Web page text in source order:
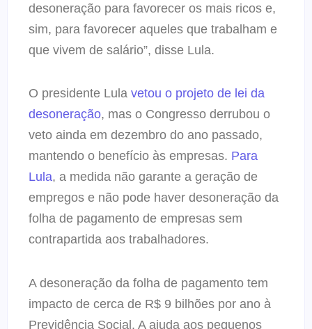
desoneração para favorecer os mais ricos e,
sim, para favorecer aqueles que trabalham e
que vivem de salário”, disse Lula.
O presidente Lula vetou o projeto de lei da
desoneração, mas o Congresso derrubou o
veto ainda em dezembro do ano passado,
mantendo o benefício às empresas. Para
Lula, a medida não garante a geração de
empregos e não pode haver desoneração da
folha de pagamento de empresas sem
contrapartida aos trabalhadores.
A desoneração da folha de pagamento tem
impacto de cerca de R$ 9 bilhões por ano à
Previdência Social. A ajuda aos pequenos